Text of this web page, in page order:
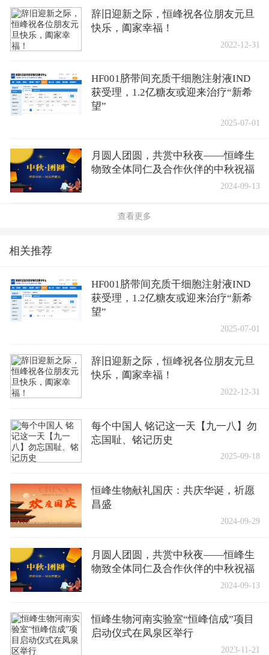
辞旧迎新之际，恒峰祝各位朋友元旦
快乐，阖家幸福！
2022-12-31
HF001脐带间充质干细胞注射液IND
获受理，1.2亿糖友或迎来治疗“新希
望”
2025-07-01
月圆人团圆，共赏中秋夜——恒峰生
物致全体同仁及合作伙伴的中秋祝福
2024-09-13
查看更多
相关推荐
HF001脐带间充质干细胞注射液IND
获受理，1.2亿糖友或迎来治疗“新希
望”
2025-07-01
辞旧迎新之际，恒峰祝各位朋友元旦
快乐，阖家幸福！
2022-12-31
每个中国人 铭记这一天【九一八】勿
忘国耻、铭记历史
2025-09-18
恒峰生物献礼国庆：共庆华诞，祈愿
昌盛
2024-09-29
月圆人团圆，共赏中秋夜——恒峰生
物致全体同仁及合作伙伴的中秋祝福
2024-09-13
恒峰生物河南实验室“恒峰信成”项目
启动仪式在凤泉区举行
2023-11-21